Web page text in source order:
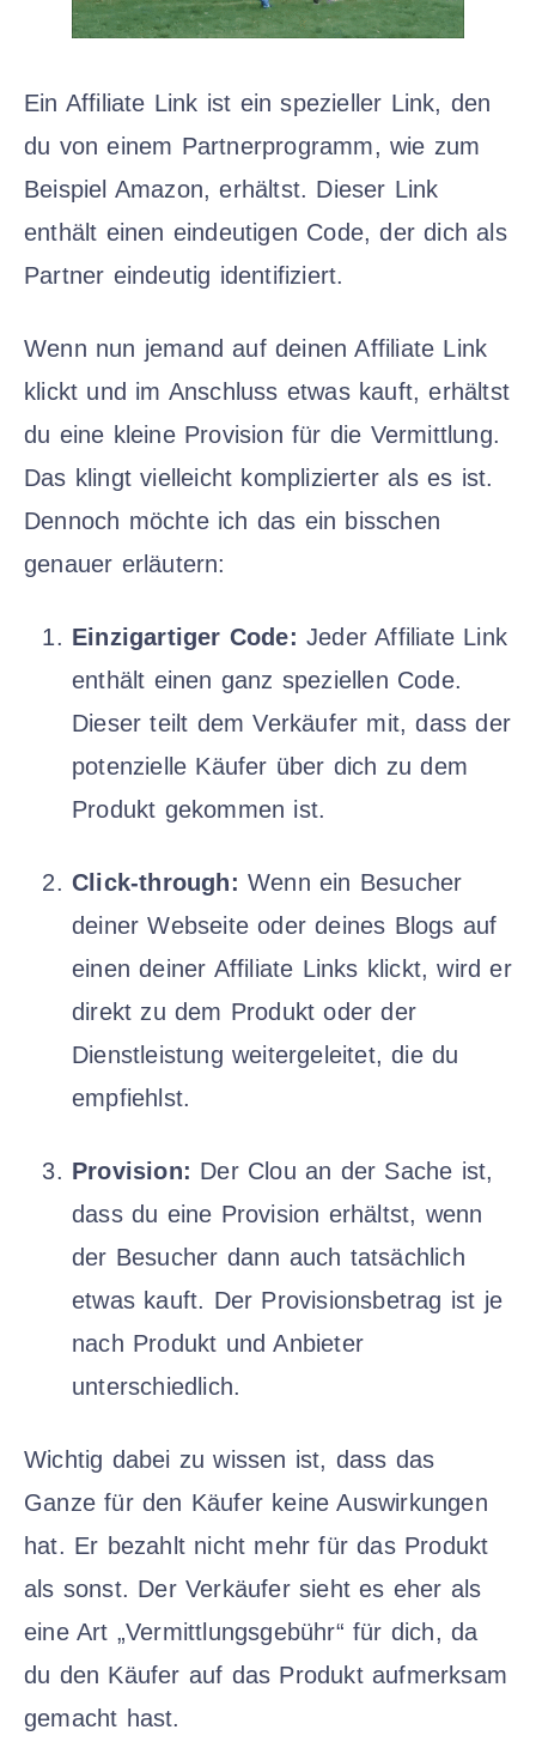
Ein Affiliate Link ist ein spezieller Link, den
du von einem Partnerprogramm, wie zum
Beispiel Amazon, erhältst. Dieser Link
enthält einen eindeutigen Code, der dich als
Partner eindeutig identifiziert.
Wenn nun jemand auf deinen Affiliate Link
klickt und im Anschluss etwas kauft, erhältst
du eine kleine Provision für die Vermittlung.
Das klingt vielleicht komplizierter als es ist.
Dennoch möchte ich das ein bisschen
genauer erläutern:
Einzigartiger Code: Jeder Affiliate Link
enthält einen ganz speziellen Code.
Dieser teilt dem Verkäufer mit, dass der
potenzielle Käufer über dich zu dem
Produkt gekommen ist.
Click-through: Wenn ein Besucher
deiner Webseite oder deines Blogs auf
einen deiner Affiliate Links klickt, wird er
direkt zu dem Produkt oder der
Dienstleistung weitergeleitet, die du
empfiehlst.
Provision: Der Clou an der Sache ist,
dass du eine Provision erhältst, wenn
der Besucher dann auch tatsächlich
etwas kauft. Der Provisionsbetrag ist je
nach Produkt und Anbieter
unterschiedlich.
Wichtig dabei zu wissen ist, dass das
Ganze für den Käufer keine Auswirkungen
hat. Er bezahlt nicht mehr für das Produkt
als sonst. Der Verkäufer sieht es eher als
eine Art „Vermittlungsgebühr“ für dich, da
du den Käufer auf das Produkt aufmerksam
gemacht hast.